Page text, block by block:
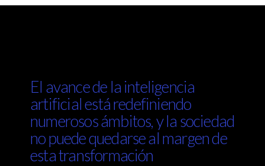
El avance de la inteligencia
artificial está redefiniendo
numerosos ámbitos, y la sociedad
no puede quedarse al margen de
esta transformación